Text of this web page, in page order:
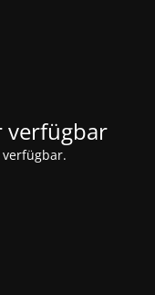
verfügbar